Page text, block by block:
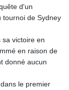
d'un
tournoi de Sydney
sa victoire en
en raison de
donné aucun
le premier